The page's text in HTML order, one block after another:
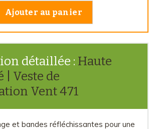
Ajouter au panier
détaillée : Haute
Veste de
Vent 471
et bandes réfléchissantes pour une